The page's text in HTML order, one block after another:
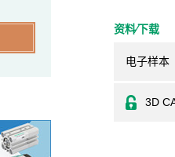
资料⁄下载
电子样本
3D